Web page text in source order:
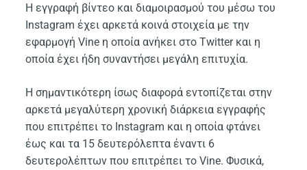
Η εγγραφή βίντεο και διαμοιρασμού του μέσω του
Instagram έχει αρκετά κοινά στοιχεία με την
εφαρμογή Vine η οποία ανήκει στο Twitter και η
οποία έχει ήδη συναντήσει μεγάλη επιτυχία.
Η σημαντικότερη ίσως διαφορά εντοπίζεται στην
αρκετά μεγαλύτερη χρονική διάρκεια εγγραφής
που επιτρέπει το Instagram και η οποία φτάνει
έως και τα 15 δευτερόλεπτα έναντι 6
δευτερολέπτων που επιτρέπει το Vine. Φυσικά,